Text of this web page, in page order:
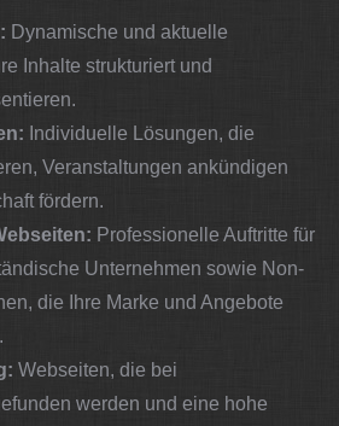
Dynamische und aktuelle
Inhalte strukturiert und
Individuelle Lösungen, die
Veranstaltungen ankündigen
fördern.
Professionelle Auftritte für
Unternehmen sowie Non-
die Ihre Marke und Angebote
Webseiten, die bei
werden und eine hohe